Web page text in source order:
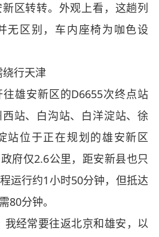
区转转。外观上看，这趟列
无区别，车内座椅为咖色设
行天津
雄安新区的D6655次终点站
站、白沟站、白洋淀站、徐
站位于正在规划的雄安新区
府仅2.6公里，距安新县也只
运行约1小时50分钟，但抵达
80分钟。
经常要往返北京和雄安，以